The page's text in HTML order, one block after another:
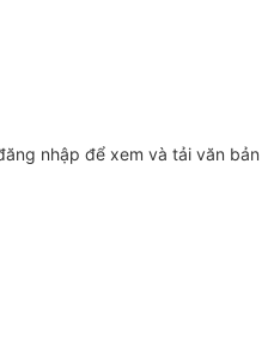
nhập để xem và tải văn bản